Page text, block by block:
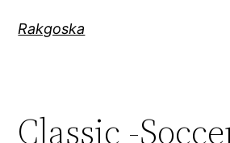
InhaltRakgoska
Classic -